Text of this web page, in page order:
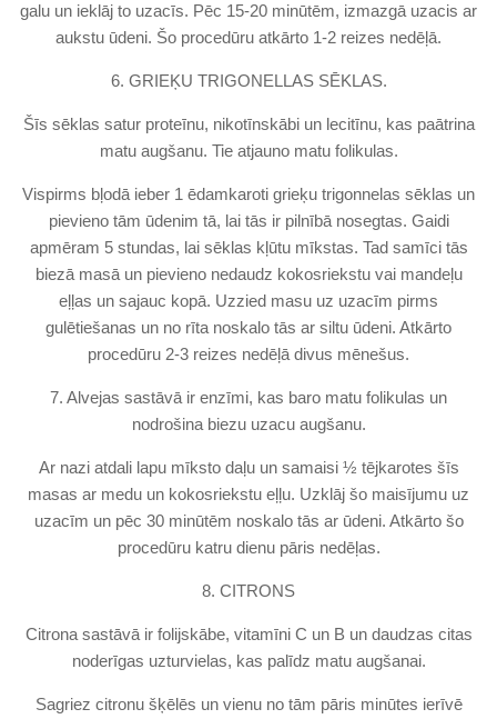
galu un ieklāj to uzacīs. Pēc 15-20 minūtēm, izmazgā uzacis ar
aukstu ūdeni. Šo procedūru atkārto 1-2 reizes nedēļā.
6. GRIEĶU TRIGONELLAS SĒKLAS.
Šīs sēklas satur proteīnu, nikotīnskābi un lecitīnu, kas paātrina
matu augšanu. Tie atjauno matu folikulas.
Vispirms bļodā ieber 1 ēdamkaroti grieķu trigonnelas sēklas un
pievieno tām ūdenim tā, lai tās ir pilnībā nosegtas. Gaidi
apmēram 5 stundas, lai sēklas kļūtu mīkstas. Tad samīci tās
biezā masā un pievieno nedaudz kokosriekstu vai mandeļu
eļļas un sajauc kopā. Uzzied masu uz uzacīm pirms
gulētiešanas un no rīta noskalo tās ar siltu ūdeni. Atkārto
procedūru 2-3 reizes nedēļā divus mēnešus.
7. Alvejas sastāvā ir enzīmi, kas baro matu folikulas un
nodrošina biezu uzacu augšanu.
Ar nazi atdali lapu mīksto daļu un samaisi ½ tējkarotes šīs
masas ar medu un kokosriekstu eļļu. Uzklāj šo maisījumu uz
uzacīm un pēc 30 minūtēm noskalo tās ar ūdeni. Atkārto šo
procedūru katru dienu pāris nedēļas.
8. CITRONS
Citrona sastāvā ir folijskābe, vitamīni C un B un daudzas citas
noderīgas uzturvielas, kas palīdz matu augšanai.
Sagriez citronu šķēlēs un vienu no tām pāris minūtes ierīvē